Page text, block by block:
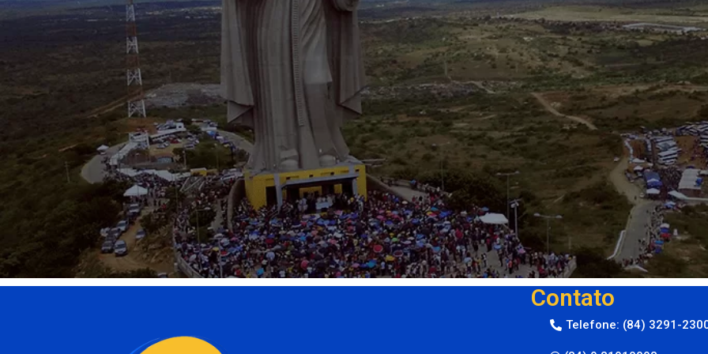
Contato
Telefone: (84) 3291-